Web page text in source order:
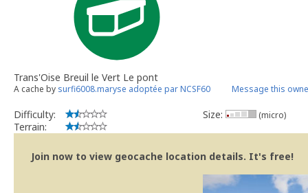
Trans'Oise Breuil le Vert Le pont
A cache by surfi6008.maryse adoptée par NCSF60 Message this
Difficulty:
Terrain:
Size: (micro)
Join now to view geocache location details. It's free!